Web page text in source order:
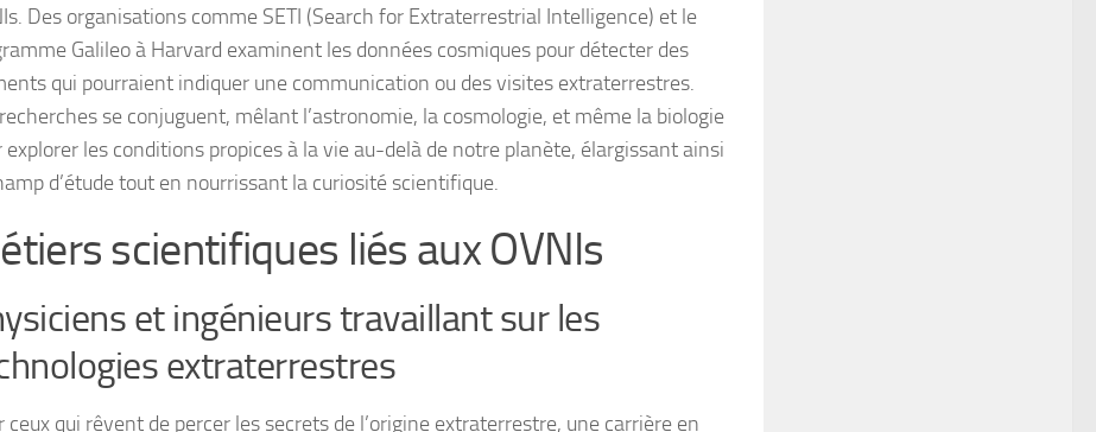
Des organisations comme SETI (Search for Extraterrestrial Intelligence) et le
Galileo à Harvard examinent les données cosmiques pour détecter des
qui pourraient indiquer une communication ou des visites extraterrestres.
se conjuguent, mêlant l’astronomie, la cosmologie, et même la biologie
explorer les conditions propices à la vie au-delà de notre planète, élargissant ainsi
d’étude tout en nourrissant la curiosité scientifique.
scientifiques liés aux OVNIs
et ingénieurs travaillant sur les
extraterrestres
ceux qui rêvent de percer les secrets de l’origine extraterrestre, une carrière en